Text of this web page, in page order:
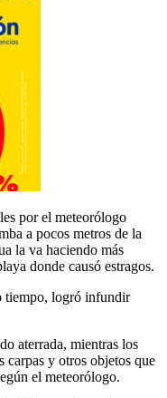
por el meteorólogo
a pocos metros de la
la va haciendo más
donde causó estragos.
tiempo, logró infundir
aterrada, mientras los
carpas y otros objetos que
el meteorólogo.